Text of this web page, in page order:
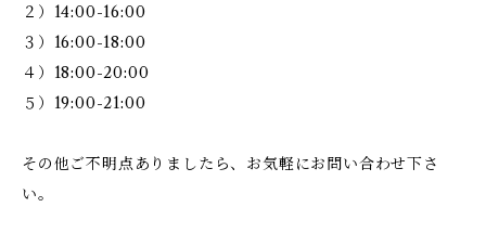
２）14:00-16:00
３）16:00-18:00
４）18:00-20:00
５）19:00-21:00
その他ご不明点ありましたら、お気軽にお問い合わせ下さ
い。